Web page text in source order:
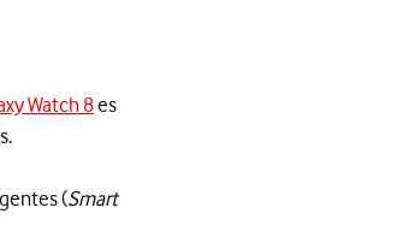
Watch 8es
(Smart